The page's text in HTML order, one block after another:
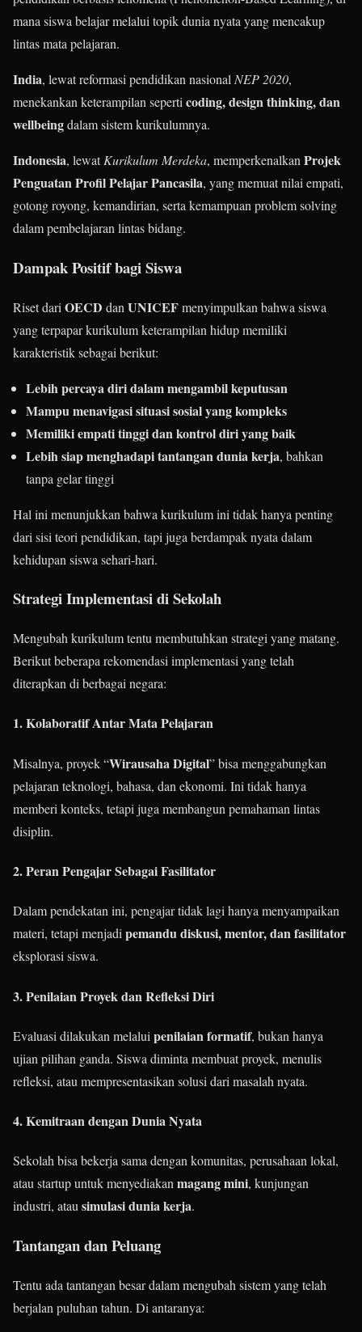
mana siswa belajar melalui topik dunia nyata yang mencakup
lintas mata pelajaran.
India, lewat reformasi pendidikan nasionalNEP 2020,
menekankan keterampilan seperticoding, design thinking, dan
wellbeingdalam sistem kurikulumnya.
Indonesia, lewatKurikulum Merdeka, memperkenalkanProjek
Penguatan Profil Pelajar Pancasila, yang memuat nilai empati,
gotong royong, kemandirian, serta kemampuan problem solving
dalam pembelajaran lintas bidang.
Dampak Positif bagi Siswa
Riset dari OECD dan UNICEFmenyimpulkan bahwa siswa
yang terpapar kurikulum keterampilan hidup memiliki
karakteristik sebagai berikut:
Lebih percaya diri dalam mengambil keputusan
Mampu menavigasi situasi sosial yang kompleks
Memiliki empati tinggi dan kontrol diri yang baik
Lebih siap menghadapi tantangan dunia kerja, bahkan
tanpa gelar tinggi
Hal ini menunjukkan bahwa kurikulum ini tidak hanya penting
dari sisi teori pendidikan, tapi juga berdampak nyata dalam
kehidupan siswa sehari-hari.
Strategi Implementasi di Sekolah
Mengubah kurikulum tentu membutuhkan strategi yang matang.
Berikut beberapa rekomendasi implementasi yang telah
diterapkan di berbagai negara:
1. Kolaboratif Antar Mata Pelajaran
Misalnya, proyek “Wirausaha Digital” bisa menggabungkan
pelajaran teknologi, bahasa, dan ekonomi. Ini tidak hanya
memberi konteks, tetapi juga membangun pemahaman lintas
disiplin.
2. Peran Pengajar Sebagai Fasilitator
Dalam pendekatan ini, pengajar tidak lagi hanya menyampaikan
materi, tetapi menjadipemandu diskusi, mentor, dan fasilitator
eksplorasi siswa.
3. Penilaian Proyek dan Refleksi Diri
Evaluasi dilakukan melalui penilaian formatif, bukan hanya
ujian pilihan ganda. Siswa diminta membuat proyek, menulis
refleksi, atau mempresentasikan solusi dari masalah nyata.
4. Kemitraan dengan Dunia Nyata
Sekolah bisa bekerja sama dengan komunitas, perusahaan lokal,
atau startup untuk menyediakanmagang mini, kunjungan
industri, atausimulasi dunia kerja.
Tantangan dan Peluang
Tentu ada tantangan besar dalam mengubah sistem yang telah
berjalan puluhan tahun. Di antaranya: